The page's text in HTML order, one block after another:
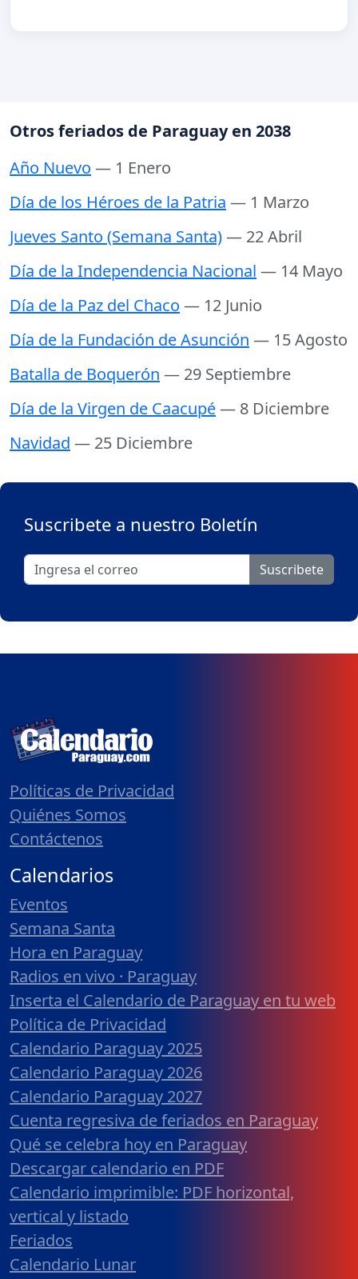
Otros feriados de Paraguay en 2038
Año Nuevo — 1 Enero
Día de los Héroes de la Patria — 1 Marzo
Jueves Santo (Semana Santa)— 22 Abril
Día de la Independencia Nacional — 14 Mayo
Día de la Paz del Chaco — 12 Junio
Día de la Fundación de Asunción — 15 Agosto
Batalla de Boquerón — 29 Septiembre
Día de la Virgen de Caacupé— 8 Diciembre
Navidad — 25 Diciembre
Suscribete a nuestro Boletín
Suscribete
Políticas de Privacidad
Quiénes Somos
Contáctenos
Calendarios
Eventos
Semana Santa
Hora en Paraguay
Radios en vivo · Paraguay
Inserta el Calendario de Paraguay en tu web
Política de Privacidad
Calendario Paraguay 2025
Calendario Paraguay 2026
Calendario Paraguay 2027
Cuenta regresiva de feriados en Paraguay
Qué se celebra hoy en Paraguay
Descargar calendario en PDF
Calendario imprimible: PDF horizontal,
vertical y listado
Feriados
Calendario Lunar